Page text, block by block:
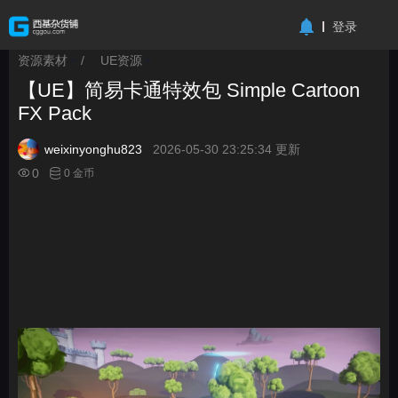
登录
资源素材 / UE资源
【UE】简易卡通特效包 Simple Cartoon
FX Pack
weixinyonghu823
2026-05-30 23:25:34 更新
0
0 金币